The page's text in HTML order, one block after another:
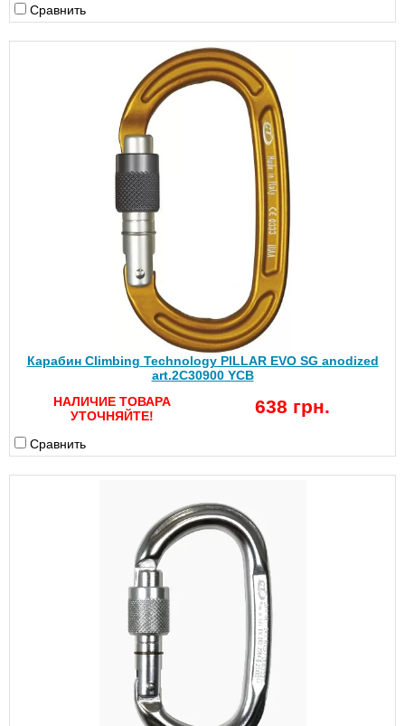
Сравнить
Карабин Climbing Technology PILLAR EVO SG anodized
art.2C30900 YCB
НАЛИЧИЕ ТОВАРА
УТОЧНЯЙТЕ!
638 грн.
Сравнить